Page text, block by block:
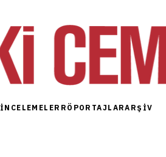
İNCELEMELER RÖPORTAJLARARŞIV